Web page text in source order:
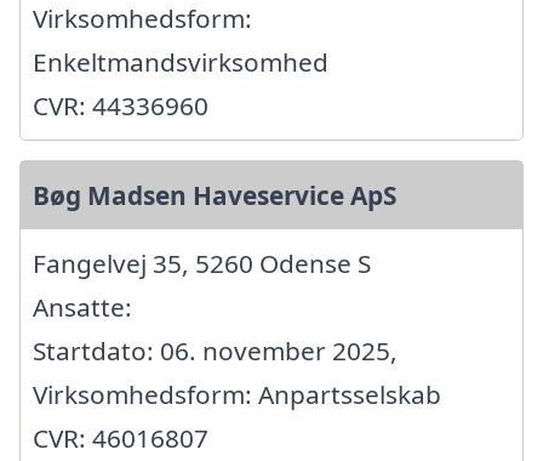
Virksomhedsform:
Enkeltmandsvirksomhed
CVR: 44336960
Bøg Madsen Haveservice ApS
Fangelvej 35, 5260 Odense S
Ansatte:
Startdato: 06. november 2025,
Virksomhedsform: Anpartsselskab
CVR: 46016807